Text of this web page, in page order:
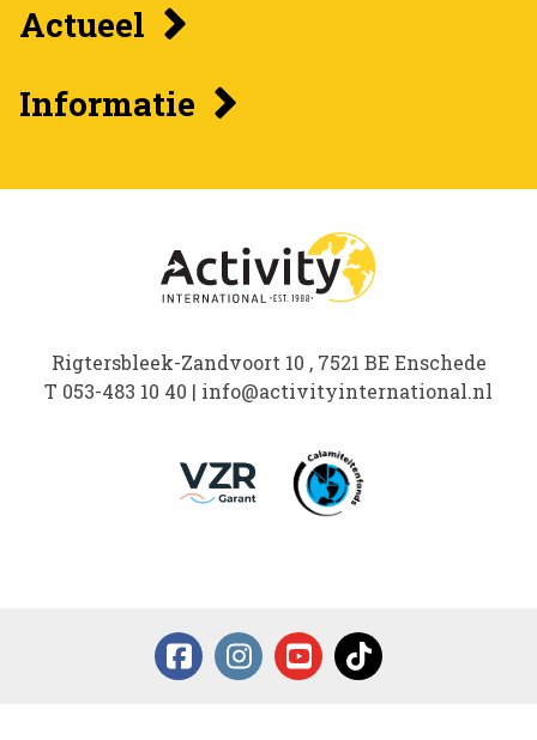
Actueel
Informatie
Rigtersbleek-Zandvoort 10 , 7521 BE Enschede
T 053-483 10 40 | info@activityinternational.nl